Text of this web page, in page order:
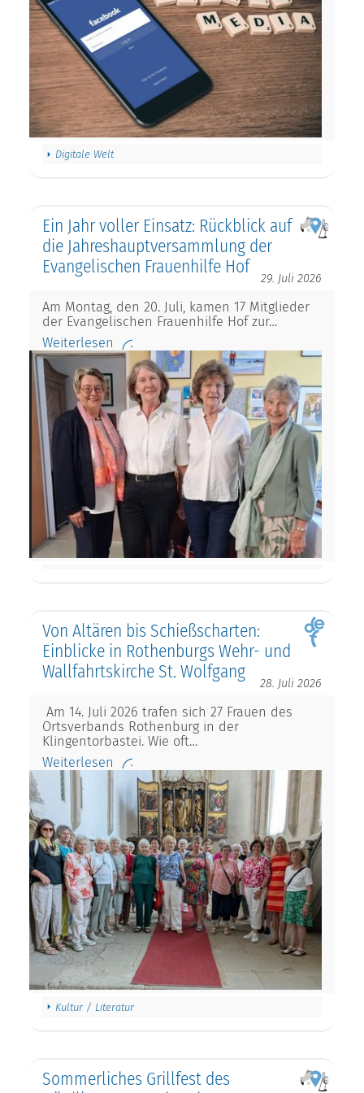
Digitale Welt
Ein Jahr voller Einsatz: Rückblick auf
die Jahreshauptversammlung der
Evangelischen Frauenhilfe Hof
29. Juli 2026
Am Montag, den 20. Juli, kamen 17 Mitglieder
der Evangelischen Frauenhilfe Hof zur…
Weiterlesen
Von Altären bis Schießscharten:
Einblicke in Rothenburgs Wehr- und
Wallfahrtskirche St. Wolfgang
28. Juli 2026
Am 14. Juli 2026 trafen sich 27 Frauen des
Ortsverbands Rothenburg in der
Klingentorbastei. Wie oft…
Weiterlesen
Kultur / Literatur
Sommerliches Grillfest des